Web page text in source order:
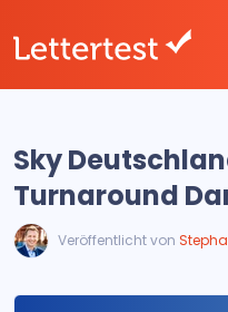
Sky
Turnaround
Veröffentlicht von